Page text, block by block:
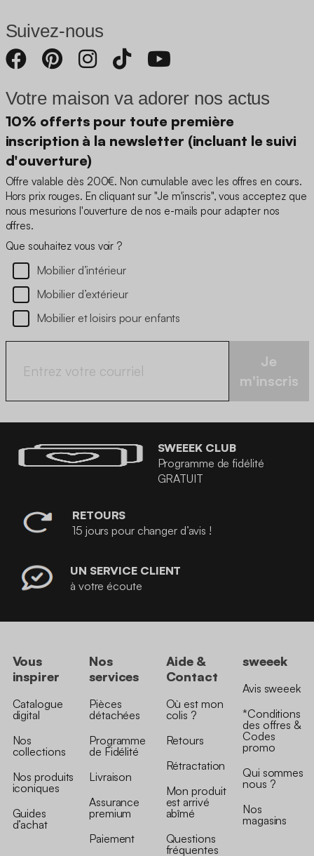
Suivez-nous
Votre maison va adorer nos actus
10% offerts pour toute première
inscription à la newsletter (incluant le suivi
d'ouverture)
Offre valable dès 200€. Non cumulable avec les offres en cours.
Hors prix rouges. En cliquant sur "Je m'inscris", vous acceptez que
nous mesurions l'ouverture de nos e-mails pour adapter nos
offres.
Que souhaitez vous voir ?
Mobilier d’intérieur
Mobilier d’extérieur
Mobilier et loisirs pour enfants
Je
m'inscris
SWEEEK CLUB
Programme de fidélité
GRATUIT
RETOURS
15 jours pour changer d’avis !
UN SERVICE CLIENT
à votre écoute
Vous
inspirer
Catalogue
digital
Nos
collections
Nos produits
iconiques
Guides
d’achat
Nos
services
Pièces
détachées
Programme
de Fidélité
Livraison
Assurance
premium
Paiement
Aide &
Contact
Où est mon
colis ?
Retours
Rétractation
Mon produit
est arrivé
abîmé
Questions
fréquentes
sweeek
Avis sweeek
*Conditions
des offres &
Codes
promo
Qui sommes
nous ?
Nos
magasins